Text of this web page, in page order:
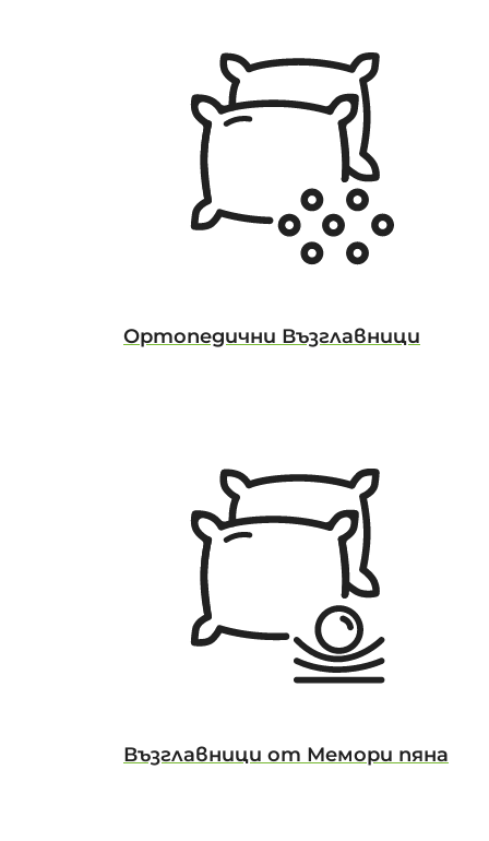
Ортопедични Възглавници
Възглавници от Мемори пяна